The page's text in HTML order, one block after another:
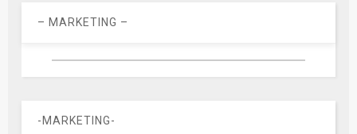
– MARKETING –
-MARKETING-